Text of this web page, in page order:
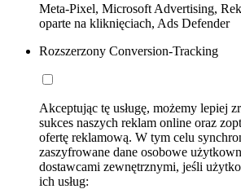
Meta-Pixel, Microsoft Advertising,
oparte na kliknięciach, Ads Defender
Rozszerzony Conversion-Tracking
Akceptując tę usługę, możemy lepiej
sukces naszych reklam online oraz
ofertę reklamową. W tym celu
zaszyfrowane dane osobowe
dostawcami zewnętrznymi, jeśli
ich usług: